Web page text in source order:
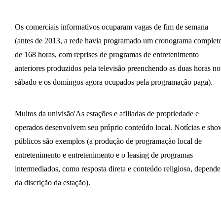
Os comerciais informativos ocuparam vagas de fim de semana
(antes de 2013, a rede havia programado um cronograma
de 168 horas, com reprises de programas de entretenimento
anteriores produzidos pela televisão preenchendo as duas horas no
sábado e os domingos agora ocupados pela programação paga).
Muitos da univisão'As estações e afiliadas de propriedade e
operados desenvolvem seu próprio conteúdo local. Notícias e
públicos são exemplos (a produção de programação local de
entretenimento e entretenimento e o leasing de programas
intermediados, como resposta direta e conteúdo religioso, depende
da discrição da estação).